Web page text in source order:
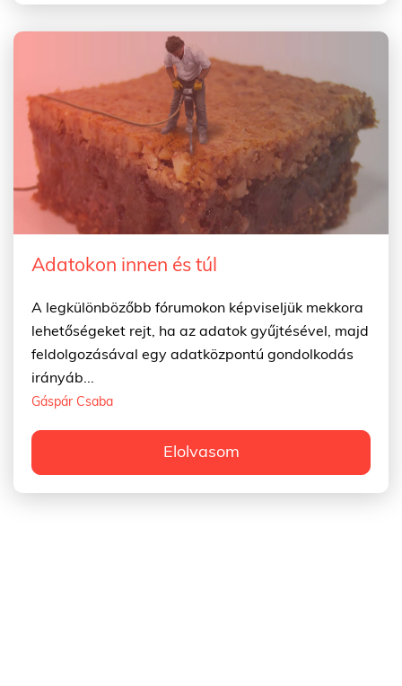
Adatokon innen és túl
A legkülönbözőbb fórumokon képviseljük mekkora
lehetőségeket rejt, ha az adatok gyűjtésével, majd
feldolgozásával egy adatközpontú gondolkodás
irányáb...
Gáspár Csaba
Elolvasom